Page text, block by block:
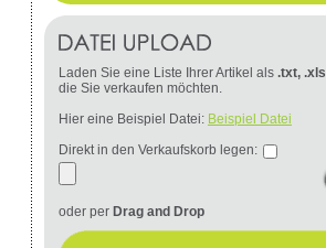
Laden Sie eine Liste Ihrer Artikel als .txt, .xls
die Sie verkaufen möchten.
Hier eine Beispiel Datei: Beispiel Datei
Direkt in den Verkaufskorb legen:
oder per Drag and Drop